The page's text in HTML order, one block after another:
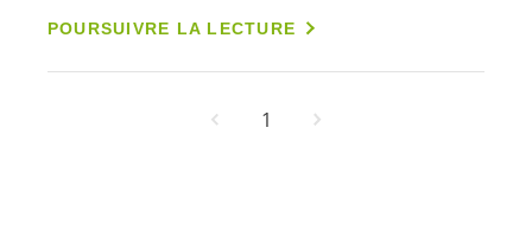
POURSUIVRE LA LECTURE
1